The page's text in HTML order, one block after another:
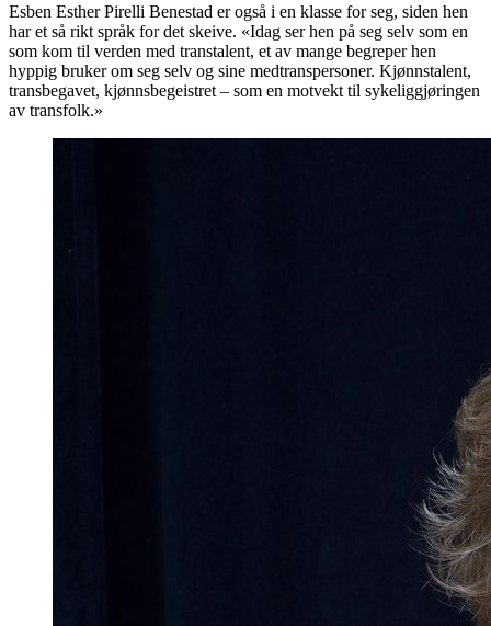
Esben Esther Pirelli Benestad er også i en klasse for seg, siden hen
har et så rikt språk for det skeive. «Idag ser hen på seg selv som en
som kom til verden med transtalent, et av mange begreper hen
hyppig bruker om seg selv og sine medtranspersoner. Kjønnstalent,
transbegavet, kjønnsbegeistret – som en motvekt til sykeliggjøringen
av transfolk.»